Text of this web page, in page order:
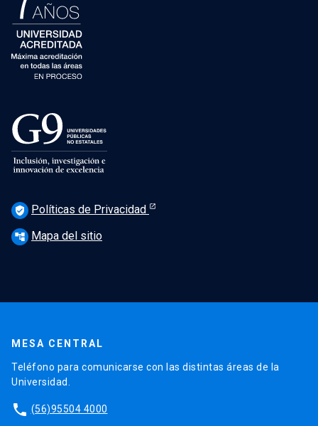
verified_user Políticas de Privacidad
account_tree Mapa del sitio
MESA CENTRAL
Teléfono para comunicarse con las distintas áreas de la
Universidad.
phone (56)95504 4000